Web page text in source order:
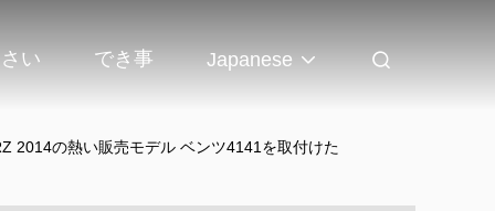
い でき事 Japanese
2014の熱い販売モデル ベンツ4141を取付けた